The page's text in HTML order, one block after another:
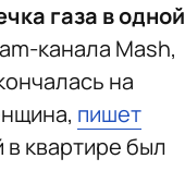
газа в одной
канала Mash,
на
пишет
в квартире был